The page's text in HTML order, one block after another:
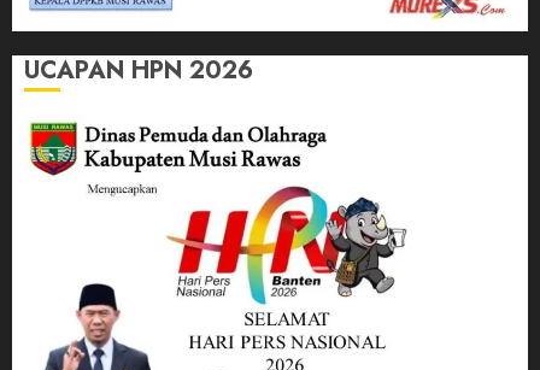
UCAPAN HPN 2026